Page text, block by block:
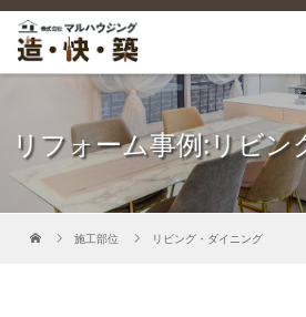
リフォーム事例:リビ
施工部位 リビング・ダイニング